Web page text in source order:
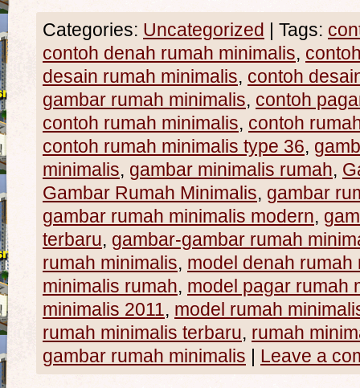
Categories: Uncategorized | Tags:
contoh denah rumah minimalis,
desain rumah minimalis, contoh
gambar rumah minimalis, contoh
contoh rumah minimalis, contoh
contoh rumah minimalis type 36,
minimalis, gambar minimalis rumah,
Gambar Rumah Minimalis, gambar
gambar rumah minimalis modern,
terbaru, gambar-gambar rumah
rumah minimalis, model denah rumah
minimalis rumah, model pagar rumah
minimalis 2011, model rumah
rumah minimalis terbaru, rumah
gambar rumah minimalis | Leave a